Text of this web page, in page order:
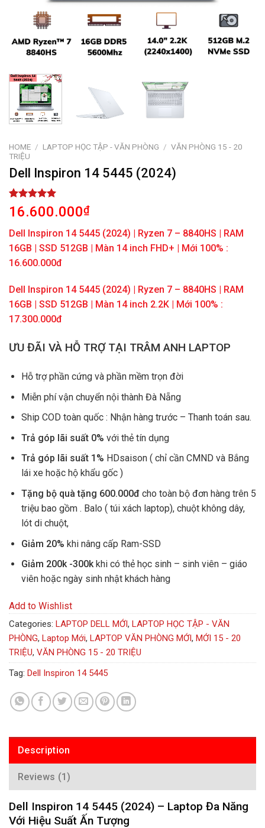
HOME / LAPTOP HỌC TẬP - VĂN PHÒNG / VĂN PHÒNG 15 - 20
TRIỆU
Dell Inspiron 14 5445 (2024)
Rated 5.00
out of 5
1
customer
rating
16.600.000₫
Dell Inspiron 14 5445 (2024) | Ryzen 7 – 8840HS | RAM
16GB | SSD 512GB | Màn 14 inch FHD+ | Mới 100% :
16.600.000đ
Dell Inspiron 14 5445 (2024) | Ryzen 7 – 8840HS | RAM
16GB | SSD 512GB | Màn 14 inch 2.2K | Mới 100% :
17.300.000đ
ƯU ĐÃI VÀ HỖ TRỢ TẠI TRÂM ANH LAPTOP
Hỗ trợ phần cứng và phần mềm trọn đời
Miễn phí vận chuyển nội thành Đà Nẵng
Ship COD toàn quốc : Nhận hàng trước – Thanh toán sau.
Trả góp lãi suất 0% với thẻ tín dụng
Trả góp lãi suất 1% HDsaison ( chỉ cần CMND và Bắng
lái xe hoặc hộ khẩu gốc )
Tặng bộ quà tặng 600.000đ cho toàn bộ đơn hàng trên 5
triệu bao gồm . Balo ( túi xách laptop), chuột không dây,
lót di chuột,
Giảm 20% khi nâng cấp Ram-SSD
Giảm 200k -300k khi có thẻ học sinh – sinh viên – giáo
viên hoặc ngày sinh nhật khách hàng
Add to Wishlist
Categories: LAPTOP DELL MỚI, LAPTOP HỌC TẬP - VĂN
PHÒNG, Laptop Mới, LAPTOP VĂN PHÒNG MỚI, MỚI 15 - 20
TRIỆU, VĂN PHÒNG 15 - 20 TRIỆU
Tag: Dell Inspiron 14 5445
Description
Reviews (1)
Dell Inspiron 14 5445 (2024) – Laptop Đa Năng
Với Hiệu Suất Ấn Tượng